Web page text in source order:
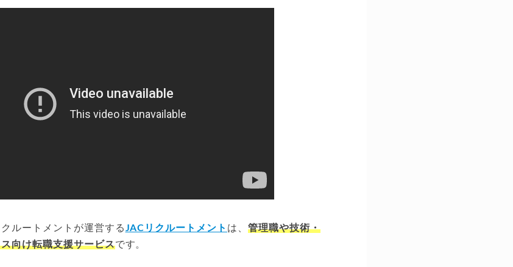
ルートメントが運営するJACリクルートメント は、管理職や技術・
向け転職支援サービスです。